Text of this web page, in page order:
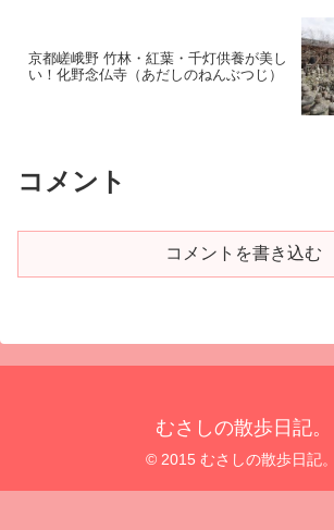
京都嵯峨野 竹林・紅葉・千灯供養が美し
い！化野念仏寺（あだしのねんぶつじ）
コメント
コメントを書き込む
むさしの散歩日記。
© 2015 むさしの散歩日記。.